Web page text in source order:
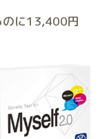
に13,400円